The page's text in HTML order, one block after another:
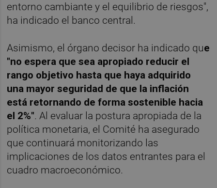
entorno cambiante y el equilibrio de riesgos",
ha indicado el banco central.
Asimismo, el órgano decisor ha indicado que
"no espera que sea apropiado reducir el
rango objetivo hasta que haya adquirido
una mayor seguridad de que la inflación
está retornando de forma sostenible hacia
el 2%". Al evaluar la postura apropiada de la
política monetaria, el Comité ha asegurado
que continuará monitorizando las
implicaciones de los datos entrantes para el
cuadro macroeconómico.